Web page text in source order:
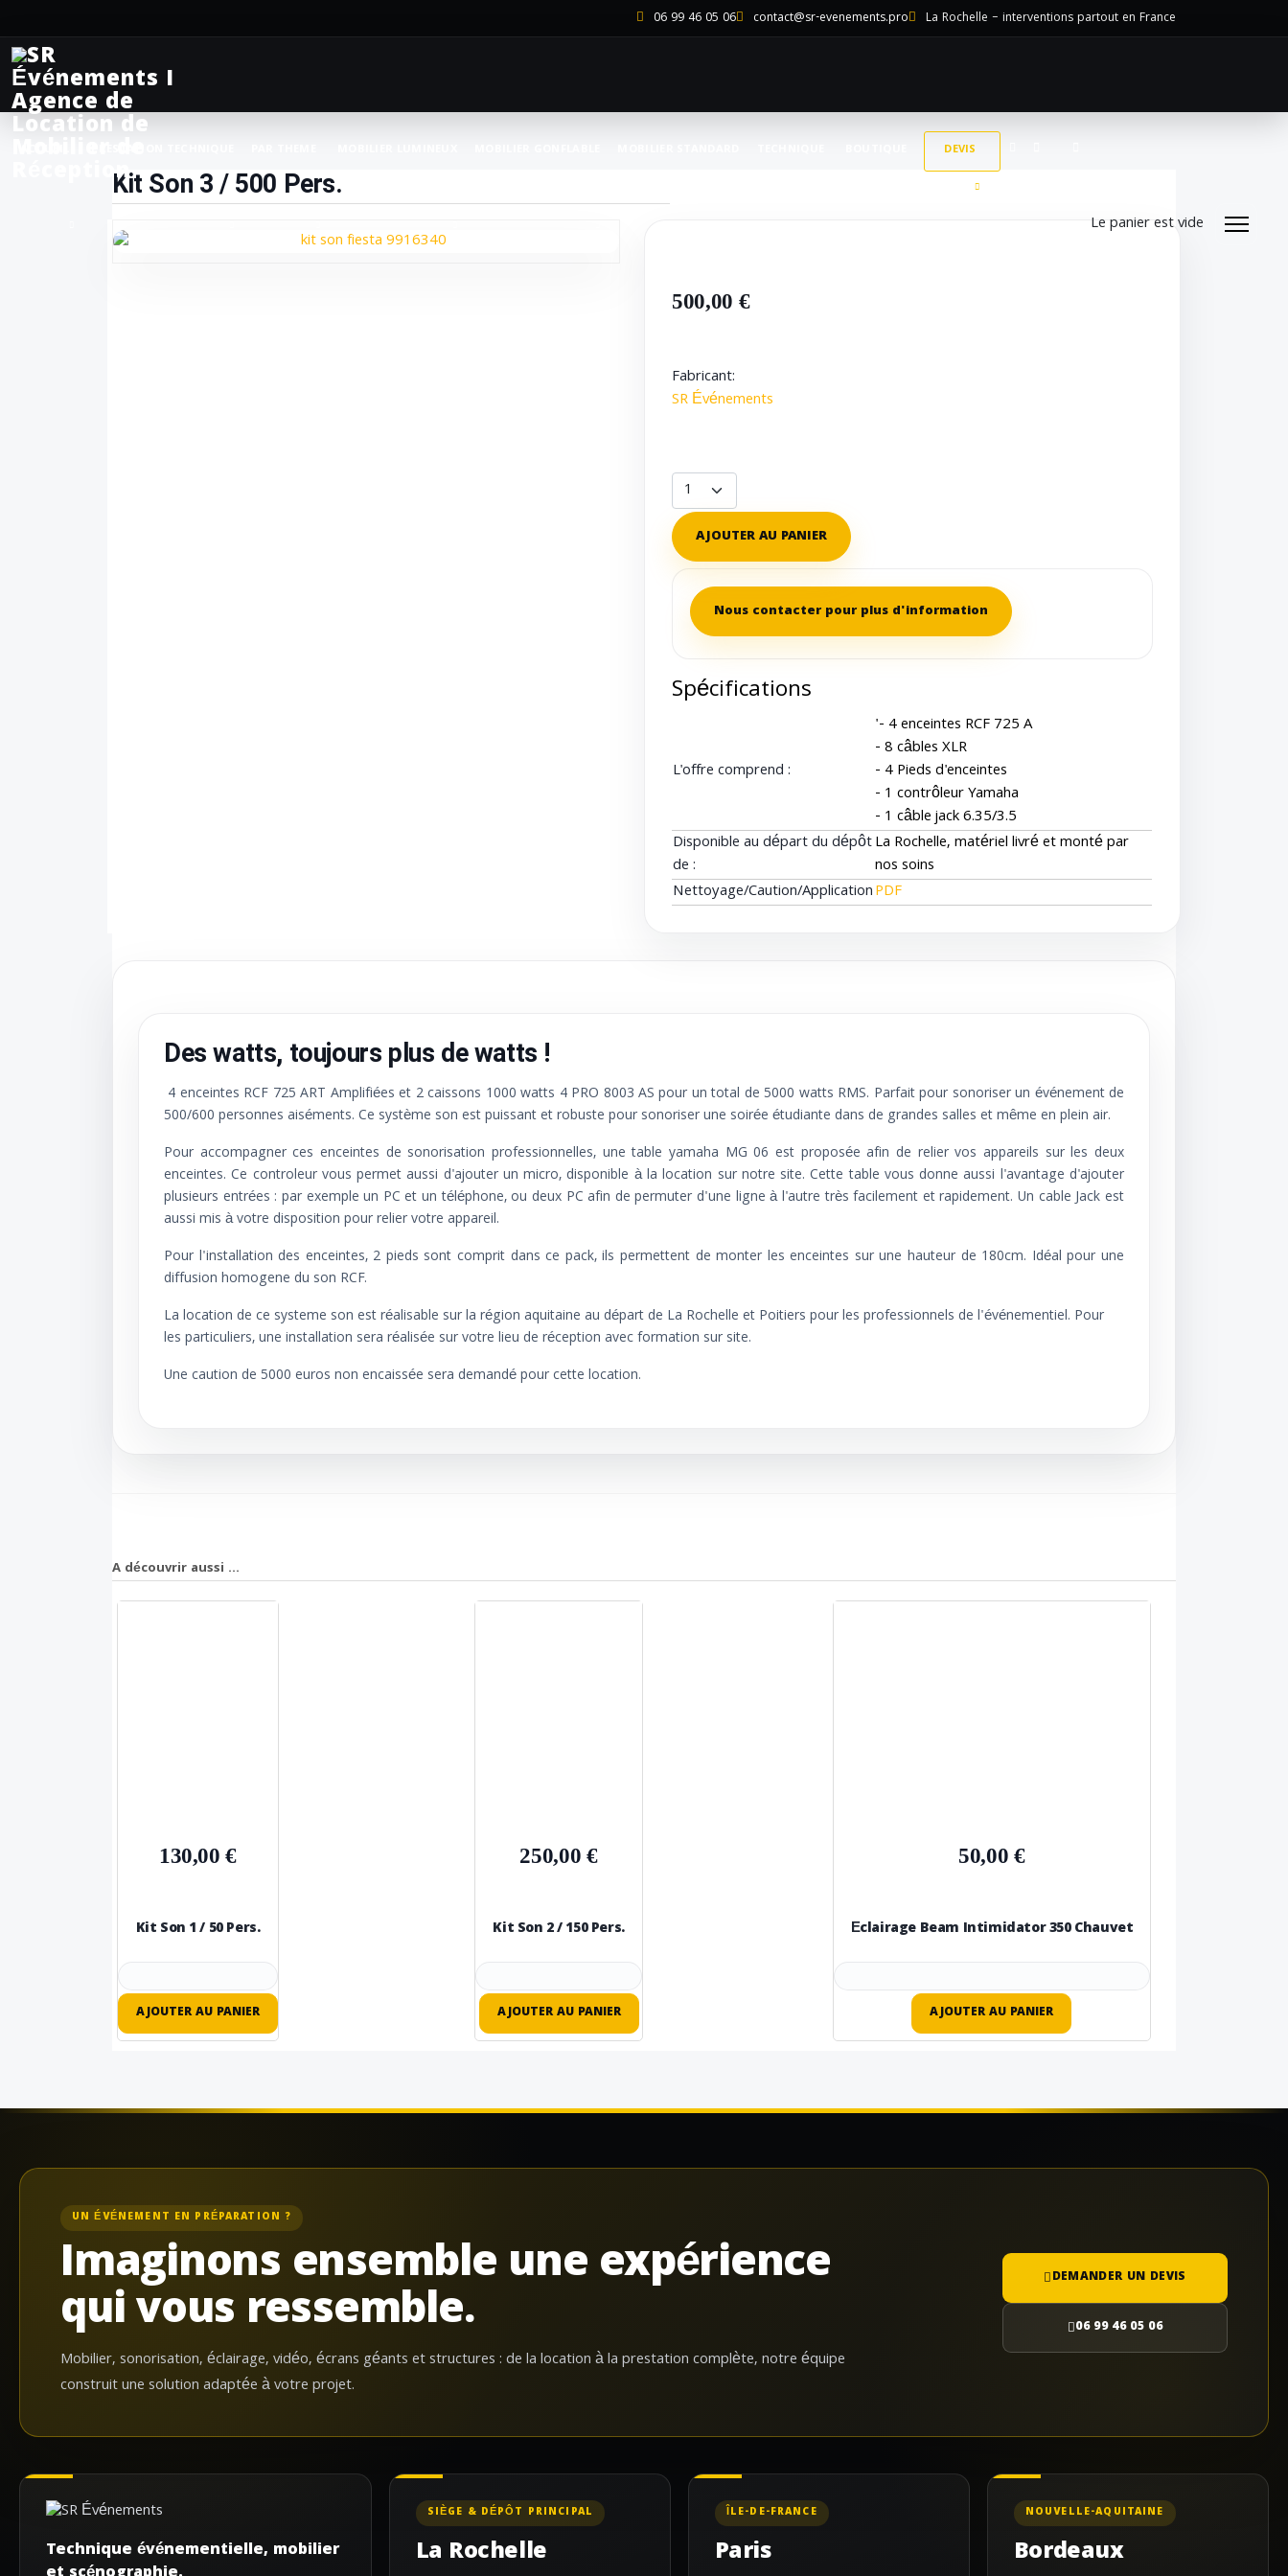
06 99 46 05 06 contact@sr-evenements.pro La Rochelle – interventions partout en France
DEVIS
Le panier est vide
Kit Son 3 / 500 Pers.
500,00 €
Fabricant:
SR Événements
AJOUTER AU PANIER
Nous contacter pour plus d'information
Spécifications
L'offre comprend :
'- 4 enceintes RCF 725 A
- 8 câbles XLR
- 4 Pieds d'enceintes
- 1 contrôleur Yamaha
- 1 câble jack 6.35/3.5
Disponible au départ du dépôt
de :
La Rochelle, matériel livré et monté par
nos soins
Nettoyage/Caution/ApplicationPDF
Des watts, toujours plus de watts !
4 enceintes RCF 725 ART Amplifiées et 2 caissons 1000 watts 4 PRO 8003 AS pour un total de 5000 watts RMS. Parfait pour sonoriser un événement de
500/600 personnes aiséments. Ce système son est puissant et robuste pour sonoriser une soirée étudiante dans de grandes salles et même en plein air.
Pour accompagner ces enceintes de sonorisation professionnelles, une table yamaha MG 06 est proposée afin de relier vos appareils sur les deux
enceintes. Ce controleur vous permet aussi d'ajouter un micro, disponible à la location sur notre site. Cette table vous donne aussi l'avantage d'ajouter
plusieurs entrées : par exemple un PC et un téléphone, ou deux PC afin de permuter d'une ligne à l'autre très facilement et rapidement. Un cable Jack est
aussi mis à votre disposition pour relier votre appareil.
Pour l'installation des enceintes, 2 pieds sont comprit dans ce pack, ils permettent de monter les enceintes sur une hauteur de 180cm. Idéal pour une
diffusion homogene du son RCF.
La location de ce systeme son est réalisable sur la région aquitaine au départ de La Rochelle et Poitiers pour les professionnels de l'événementiel. Pour
les particuliers, une installation sera réalisée sur votre lieu de réception avec formation sur site.
Une caution de 5000 euros non encaissée sera demandé pour cette location.
A découvrir aussi ...
130,00 €
Kit Son 1 / 50 Pers.
AJOUTER AU PANIER
250,00 €
Kit Son 2 / 150 Pers.
AJOUTER AU PANIER
50,00 €
Éclairage Beam Intimidator 350 Chauvet
AJOUTER AU PANIER
UN ÉVÉNEMENT EN PRÉPARATION ?
Imaginons ensemble une expérience
qui vous ressemble.
Mobilier, sonorisation, éclairage, vidéo, écrans géants et structures : de la location à la prestation complète, notre équipe
construit une solution adaptée à votre projet.
DEMANDER UN DEVIS
06 99 46 05 06
Technique événementielle, mobilier
SIÈGE & DÉPÔT PRINCIPAL
La Rochelle
ÎLE-DE-FRANCE
Paris
NOUVELLE-AQUITAINE
Bordeaux